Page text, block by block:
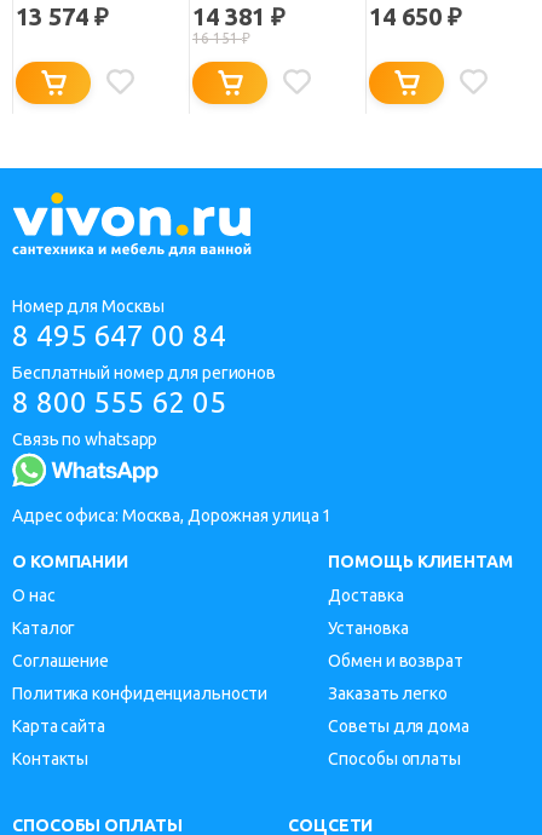
13 574 ₽ 14 381 ₽
16 151₽
14 650 ₽
Номер для Москвы
8 495 647 00 84
Бесплатный номер для регионов
8 800 555 62 05
Связь по whatsapp
Адрес офиса: Москва, Дорожная улица 1
О КОМПАНИИ
О нас
Каталог
Соглашение
Политика конфиденциальности
Карта сайта
Контакты
ПОМОЩЬ КЛИЕНТАМ
Доставка
Установка
Обмен и возврат
Заказать легко
Советы для дома
Способы оплаты
СПОСОБЫ ОПЛАТЫ СОЦСЕТИ